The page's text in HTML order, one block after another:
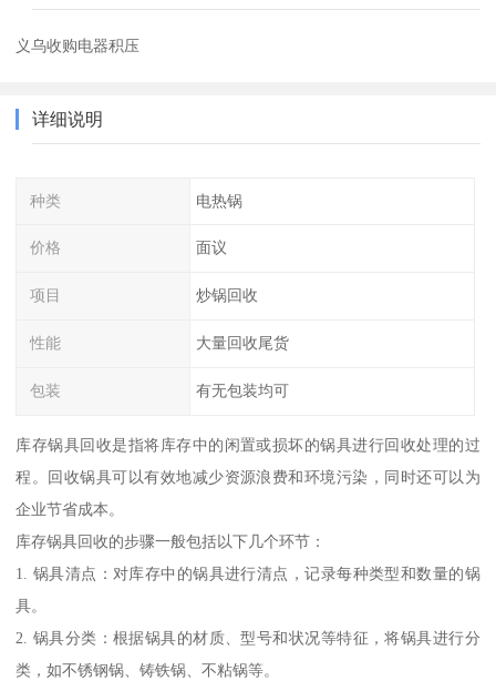
义乌收购电器积压
详细说明
种类 电热锅
价格 面议
项目 炒锅回收
性能 大量回收尾货
包装 有无包装均可
库存锅具回收是指将库存中的闲置或损坏的锅具进行回收处理的过
程。回收锅具可以有效地减少资源浪费和环境污染，同时还可以为
企业节省成本。
库存锅具回收的步骤一般包括以下几个环节：
1. 锅具清点：对库存中的锅具进行清点，记录每种类型和数量的锅
具。
2. 锅具分类：根据锅具的材质、型号和状况等特征，将锅具进行分
类，如不锈钢锅、铸铁锅、不粘锅等。